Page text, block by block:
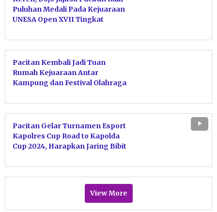
Puluhan Medali Pada Kejuaraan
UNESA Open XVII Tingkat
Pacitan Kembali Jadi Tuan
Rumah Kejuaraan Antar
Kampung dan Festival Olahraga
Pacitan Gelar Turnamen Esport
Kapolres Cup Road to Kapolda
Cup 2024, Harapkan Jaring Bibit
View More